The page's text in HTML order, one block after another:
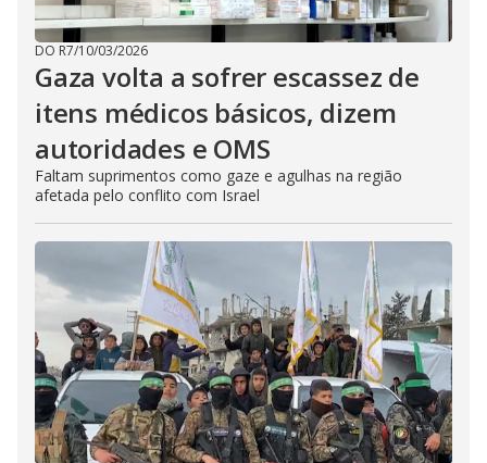
DO R7/10/03/2026
Gaza volta a sofrer escassez de
itens médicos básicos, dizem
autoridades e OMS
Faltam suprimentos como gaze e agulhas na região
afetada pelo conflito com Israel